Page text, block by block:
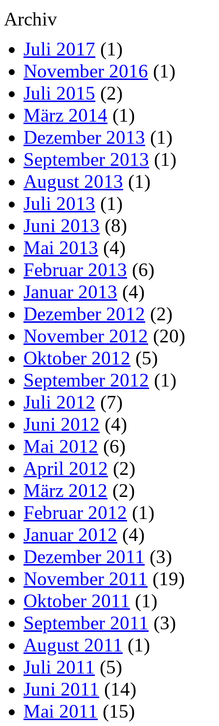
Archiv
Juli 2017 (1)
November 2016 (1)
Juli 2015 (2)
März 2014 (1)
Dezember 2013 (1)
September 2013 (1)
August 2013 (1)
Juli 2013 (1)
Juni 2013 (8)
Mai 2013 (4)
Februar 2013 (6)
Januar 2013 (4)
Dezember 2012 (2)
November 2012 (20)
Oktober 2012 (5)
September 2012 (1)
Juli 2012 (7)
Juni 2012 (4)
Mai 2012 (6)
April 2012 (2)
März 2012 (2)
Februar 2012 (1)
Januar 2012 (4)
Dezember 2011 (3)
November 2011 (19)
Oktober 2011 (1)
September 2011 (3)
August 2011 (1)
Juli 2011 (5)
Juni 2011 (14)
Mai 2011 (15)